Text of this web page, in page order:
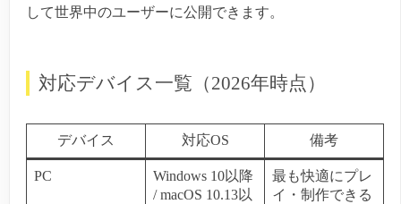
して世界中のユーザーに公開できます。
対応デバイス一覧（2026年時点）
デバイス 対応OS 備考
PC
Windows 10以降
/ macOS 10.13以
最も快適にプレ
イ・制作できる